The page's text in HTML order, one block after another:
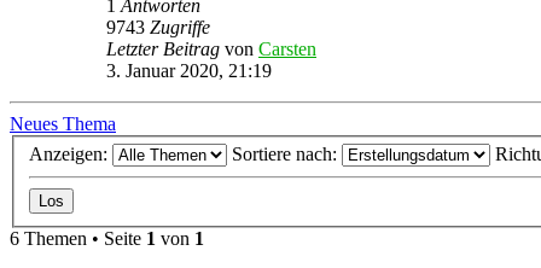
1 Antworten
9743 Zugriffe
Letzter Beitrag von Carsten
3. Januar 2020, 21:19
Neues Thema
Anzeigen:
Sortiere nach:
6 Themen • Seite 1 von 1